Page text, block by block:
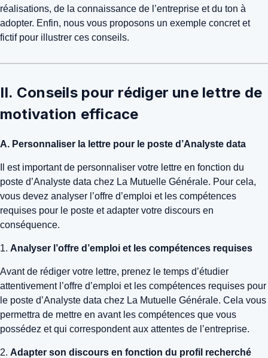
réalisations, de la connaissance de l’entreprise et du ton à
adopter. Enfin, nous vous proposons un exemple concret et
fictif pour illustrer ces conseils.
II. Conseils pour rédiger une lettre de
motivation efficace
A. Personnaliser la lettre pour le poste d’Analyste data
Il est important de personnaliser votre lettre en fonction du
poste d’Analyste data chez La Mutuelle Générale. Pour cela,
vous devez analyser l’offre d’emploi et les compétences
requises pour le poste et adapter votre discours en
conséquence.
1. Analyser l’offre d’emploi et les compétences requises
Avant de rédiger votre lettre, prenez le temps d’étudier
attentivement l’offre d’emploi et les compétences requises pour
le poste d’Analyste data chez La Mutuelle Générale. Cela vous
permettra de mettre en avant les compétences que vous
possédez et qui correspondent aux attentes de l’entreprise.
2. Adapter son discours en fonction du profil recherché